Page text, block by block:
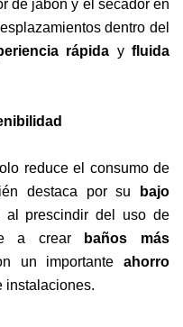
de jabón y el secador en
dentro del
rápida yfluida
reduce el consumo de
destaca por su
bajo
al prescindir del uso de
a crear
baños más
un importanteahorro
instalaciones.